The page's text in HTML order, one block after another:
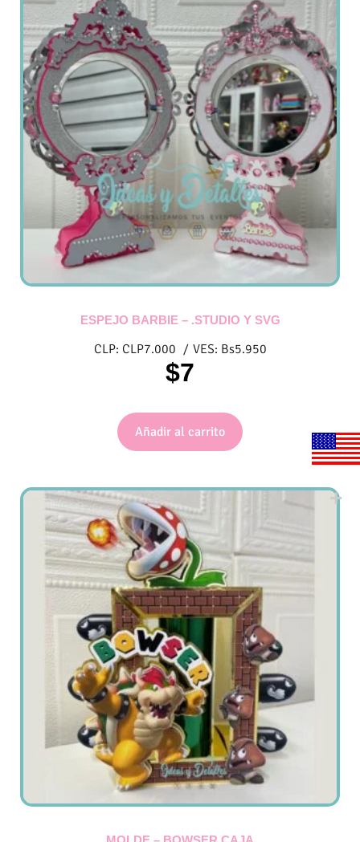
ESPEJO BARBIE – .STUDIO Y SVG
CLP: CLP7.000 / VES: Bs5.950
$7
Añadir al carrito